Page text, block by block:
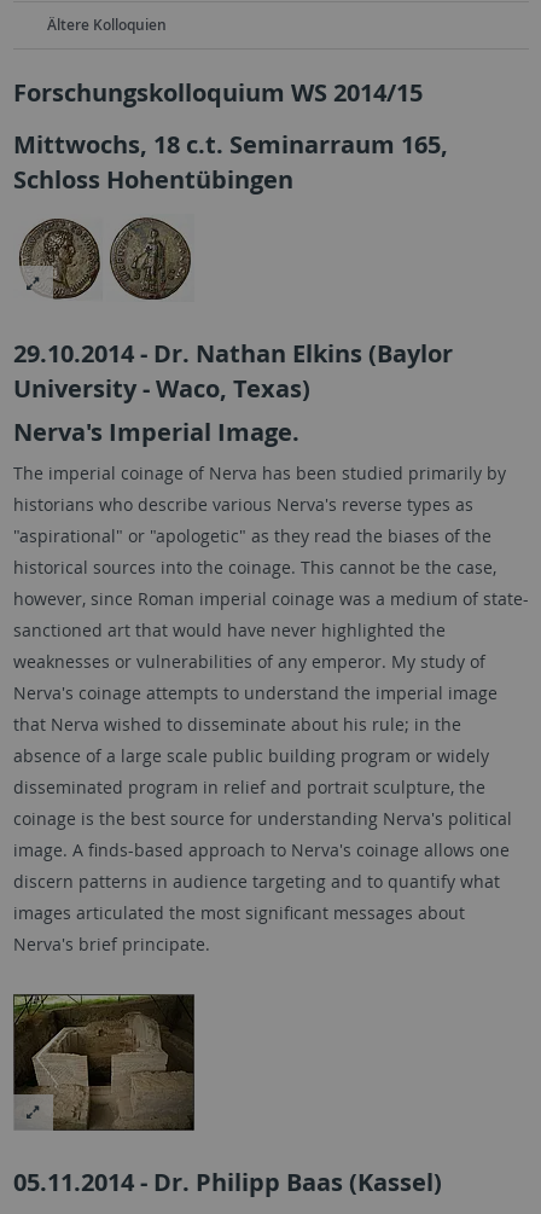
Ältere Kolloquien
Forschungskolloquium WS 2014/15
Mittwochs, 18 c.t. Seminarraum 165,
Schloss Hohentübingen
29.10.2014 - Dr. Nathan Elkins (Baylor
University - Waco, Texas)
Nerva's Imperial Image.
The imperial coinage of Nerva has been studied primarily by
historians who describe various Nerva's reverse types as
"aspirational" or "apologetic" as they read the biases of the
historical sources into the coinage. This cannot be the case,
however, since Roman imperial coinage was a medium of state-
sanctioned art that would have never highlighted the
weaknesses or vulnerabilities of any emperor. My study of
Nerva's coinage attempts to understand the imperial image
that Nerva wished to disseminate about his rule; in the
absence of a large scale public building program or widely
disseminated program in relief and portrait sculpture, the
coinage is the best source for understanding Nerva's political
image. A finds-based approach to Nerva's coinage allows one
discern patterns in audience targeting and to quantify what
images articulated the most significant messages about
Nerva's brief principate.
05.11.2014 - Dr. Philipp Baas (Kassel)